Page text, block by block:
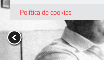
Política de cookies